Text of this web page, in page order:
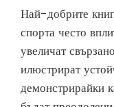
Най-добрите
спорта често
увеличат
илюстрират
демонстрирайки